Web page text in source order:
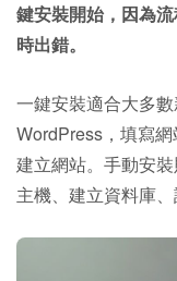
鍵安裝開始，因為
時出錯。
一鍵安裝適合大多
WordPress，填寫
建立網站。手動安
主機、建立資料庫